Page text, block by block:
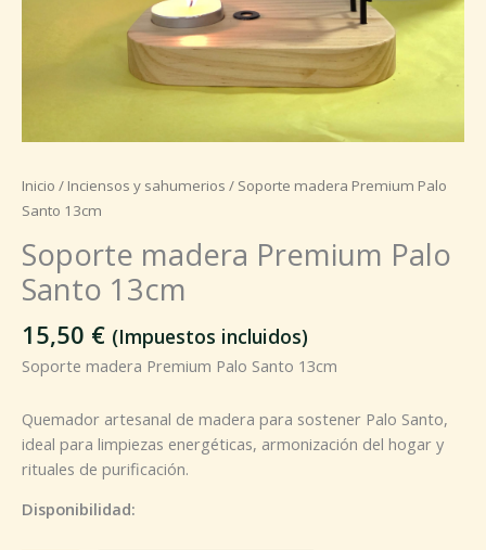
Inicio / Inciensos y sahumerios / Soporte madera Premium Palo
Santo 13cm
Soporte madera Premium Palo
Santo 13cm
15,50 € (Impuestos incluidos)
Soporte madera Premium Palo Santo 13cm
Quemador artesanal de madera para sostener Palo Santo,
ideal para limpiezas energéticas, armonización del hogar y
rituales de purificación.
Disponibilidad: